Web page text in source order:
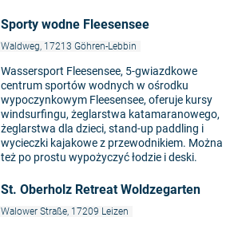
Sporty wodne Fleesensee
Waldweg, 17213 Göhren-Lebbin
Wassersport Fleesensee, 5-gwiazdkowe
centrum sportów wodnych w ośrodku
wypoczynkowym Fleesensee, oferuje kursy
windsurfingu, żeglarstwa katamaranowego,
żeglarstwa dla dzieci, stand-up paddling i
wycieczki kajakowe z przewodnikiem. Można
też po prostu wypożyczyć łodzie i deski.
St. Oberholz Retreat Woldzegarten
Walower Straße, 17209 Leizen